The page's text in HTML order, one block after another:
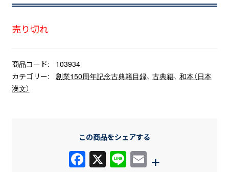
売り切れ
商品コード:
103934
カテゴリー:
創業150周年記念古典籍目録、 古典籍、 和本（日本
漢文）
この商品をシェアする
F X Li E
+